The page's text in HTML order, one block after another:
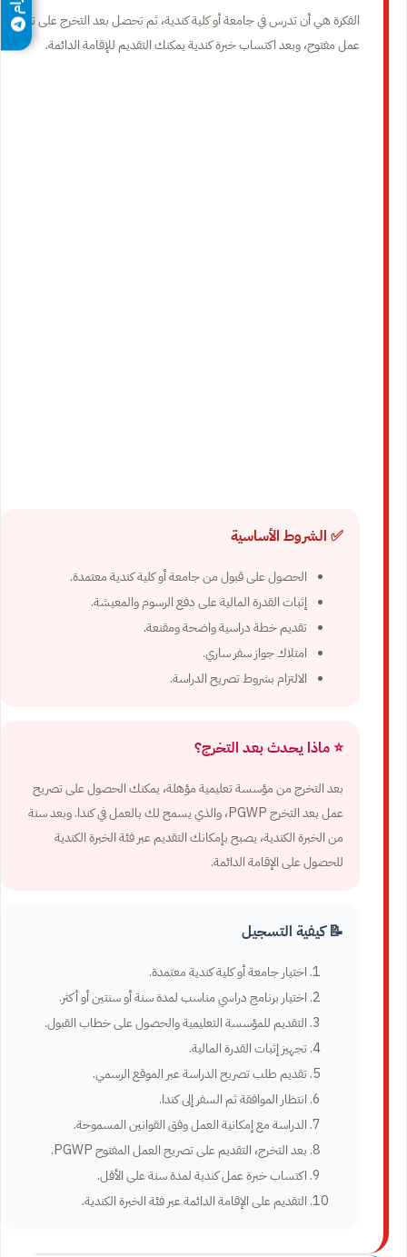
الفكرة هي أن تدرس في جامعة أو كلية كندية، ثم تحصل بعد التخرج على تصريح
عمل مفتوح، وبعد اكتساب خبرة كندية يمكنك التقديم للإقامة الدائمة.
✅ الشروط الأساسية
الحصول على قبول من جامعة أو كلية كندية معتمدة.
إثبات القدرة المالية على دفع الرسوم والمعيشة.
تقديم خطة دراسية واضحة ومقنعة.
امتلاك جواز سفر ساري.
الالتزام بشروط تصريح الدراسة.
⭐ ماذا يحدث بعد التخرج؟
بعد التخرج من مؤسسة تعليمية مؤهلة، يمكنك الحصول على تصريح
عمل بعد التخرج PGWP، والذي يسمح لك بالعمل في كندا. وبعد سنة
من الخبرة الكندية، يصبح بإمكانك التقديم عبر فئة الخبرة الكندية
للحصول على الإقامة الدائمة.
📝 كيفية التسجيل
اختيار جامعة أو كلية كندية معتمدة.
اختيار برنامج دراسي مناسب لمدة سنة أو سنتين أو أكثر.
التقديم للمؤسسة التعليمية والحصول على خطاب القبول.
تجهيز إثبات القدرة المالية.
تقديم طلب تصريح الدراسة عبر الموقع الرسمي.
انتظار الموافقة ثم السفر إلى كندا.
الدراسة مع إمكانية العمل وفق القوانين المسموحة.
بعد التخرج، التقديم على تصريح العمل المفتوح PGWP.
اكتساب خبرة عمل كندية لمدة سنة على الأقل.
التقديم على الإقامة الدائمة عبر فئة الخبرة الكندية.